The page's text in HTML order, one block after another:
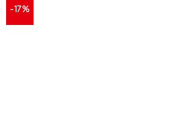
-17%